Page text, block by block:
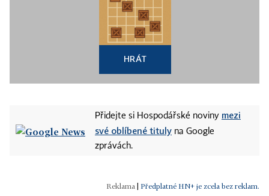
HRÁT
Přidejte si Hospodářské noviny mezi
své oblíbené tituly na Google
zprávách.
Předplatné HN+ je zcela bez reklam.